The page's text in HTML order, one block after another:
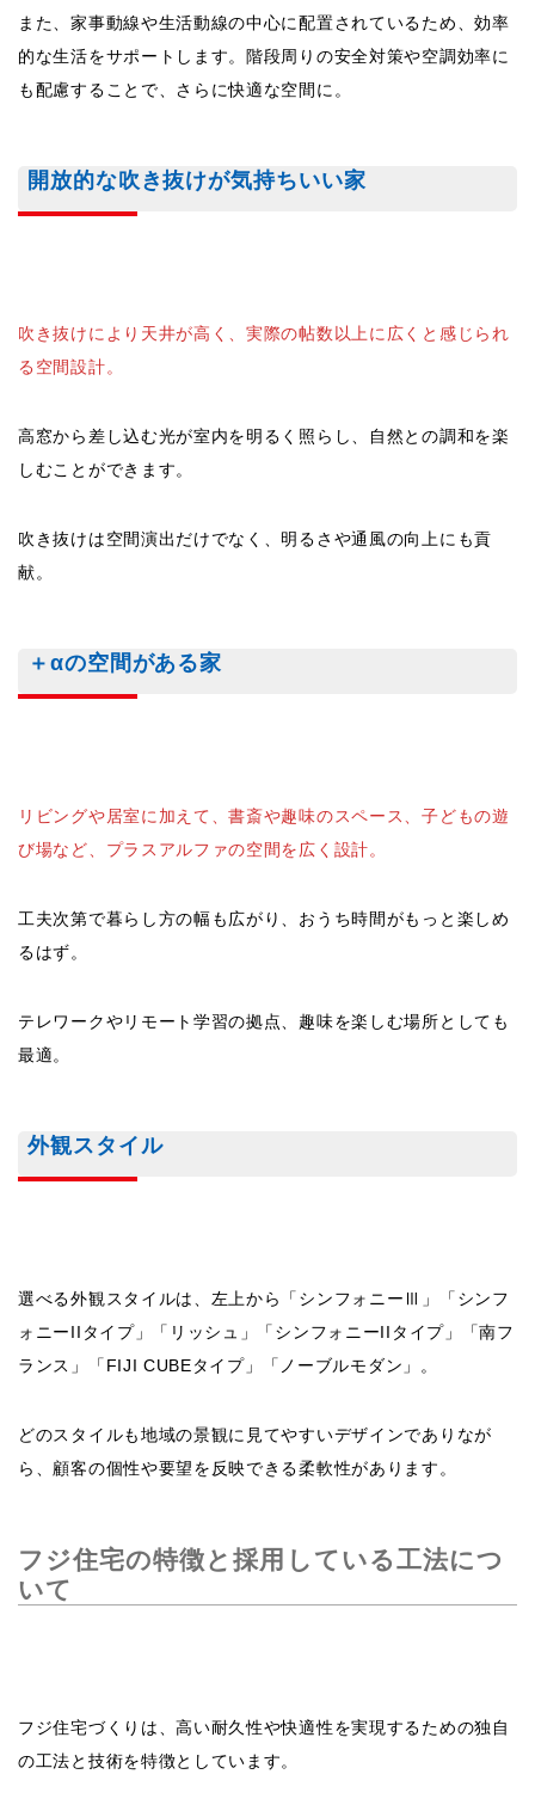
また、家事動線や生活動線の中心に配置されているため、効率
的な生活をサポートします。階段周りの安全対策や空調効率に
も配慮することで、さらに快適な空間に。
開放的な吹き抜けが気持ちいい家
吹き抜けにより天井が高く、実際の帖数以上に広くと感じられ
る空間設計。
高窓から差し込む光が室内を明るく照らし、自然との調和を楽
しむことができます。
吹き抜けは空間演出だけでなく、明るさや通風の向上にも貢
献。
＋αの空間がある家
リビングや居室に加えて、書斎や趣味のスペース、子どもの遊
び場など、プラスアルファの空間を広く設計。
工夫次第で暮らし方の幅も広がり、おうち時間がもっと楽しめ
るはず。
テレワークやリモート学習の拠点、趣味を楽しむ場所としても
最適。
外観スタイル
選べる外観スタイルは、左上から「シンフォニーⅢ」「シンフ
ォニーIIタイプ」「リッシュ」「シンフォニーIIタイプ」「南フ
ランス」「FIJI CUBEタイプ」「ノーブルモダン」。
どのスタイルも地域の景観に見てやすいデザインでありなが
ら、顧客の個性や要望を反映できる柔軟性があります。
フジ住宅の特徴と採用している工法につ
いて
フジ住宅づくりは、高い耐久性や快適性を実現するための独自
の工法と技術を特徴としています。